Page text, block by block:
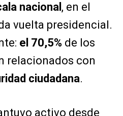
nacional , en el
vuelta presidencial.
el 70,5% de los
relacionados con
ciudadana.
activo desde